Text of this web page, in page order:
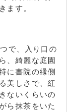
/ 紫竹栗栖町 /
芝本町 / 紫竹
町 / 紫竹西北
町 / 紫竹西栗
紫竹西野山町 /
東栗栖町 / 紫
本町 / 紫竹桃
阪北尾 / 杉阪
軍川端町 / 大
ます。
で、入り口の
、綺麗な庭園
に書院の縁側
美しさで、紅
ないくらいの
ら抹茶をいた